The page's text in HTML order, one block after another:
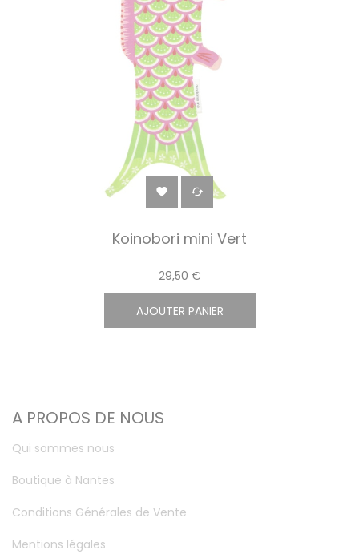
 
Koinobori mini Vert
29,50 €
AJOUTER PANIER
A PROPOS DE NOUS
Qui sommes nous
Boutique à Nantes
Conditions Générales de Vente
Mentions légales